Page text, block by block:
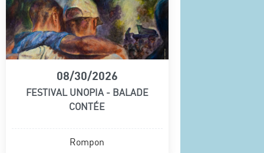
08/30/2026
FESTIVAL UNOPIA - BALADE
CONTÉE
Rompon